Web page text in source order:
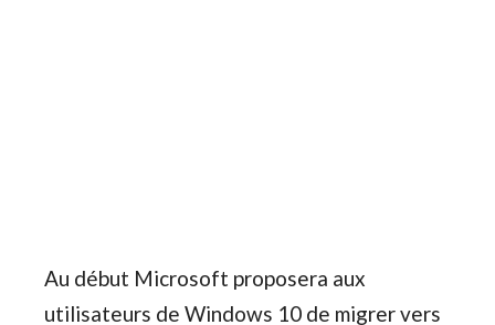
Au début Microsoft proposera aux
utilisateurs de Windows 10 de migrer vers